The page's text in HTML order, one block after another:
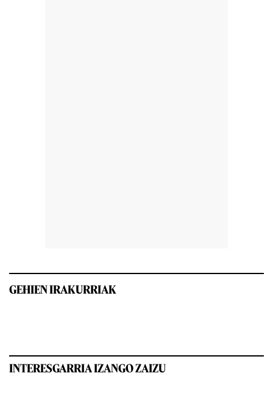
GEHIEN IRAKURRIAK
INTERESGARRIA IZANGO ZAIZU